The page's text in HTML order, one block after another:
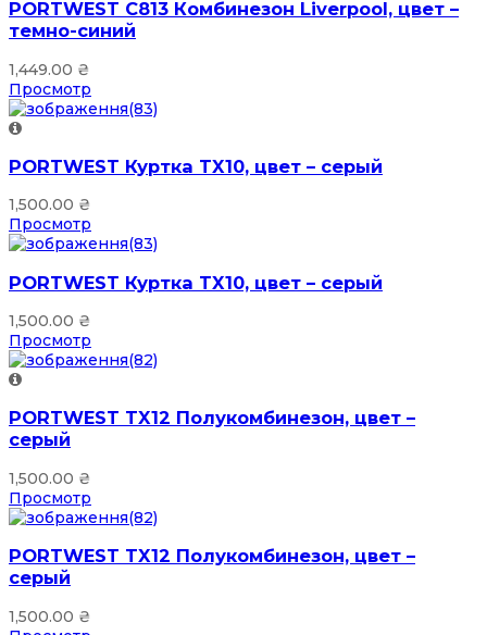
PORTWEST C813 Комбинезон Liverpool, цвет –
темно-синий
1,449.00 ₴
Просмотр
PORTWEST Куртка TX10, цвет – серый
1,500.00 ₴
Просмотр
PORTWEST Куртка TX10, цвет – серый
1,500.00 ₴
Просмотр
PORTWEST TX12 Полукомбинезон, цвет –
серый
1,500.00 ₴
Просмотр
PORTWEST TX12 Полукомбинезон, цвет –
серый
1,500.00 ₴